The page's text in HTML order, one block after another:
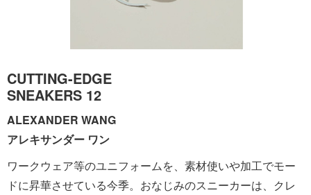
CUTTING-EDGE
SNEAKERS 12
ALEXANDER WANG
アレキサンダー ワン
ワークウェア等のユニフォームを、素材使いや加工でモー
ドに昇華させている今季。おなじみのスニーカーは、クレ